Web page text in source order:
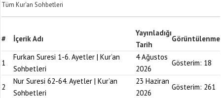
Tüm Kur'an Sohbetleri
# İçerik Adı
Yayınladığı
Tarih
Görüntülenme
1
Furkan Suresi 1-6. Ayetler | Kur’an
Sohbetleri
4 Ağustos
2026
Gösterim: 18
2
Nur Suresi 62-64. Ayetler | Kur’an
Sohbetleri
23 Haziran
2026
Gösterim: 261